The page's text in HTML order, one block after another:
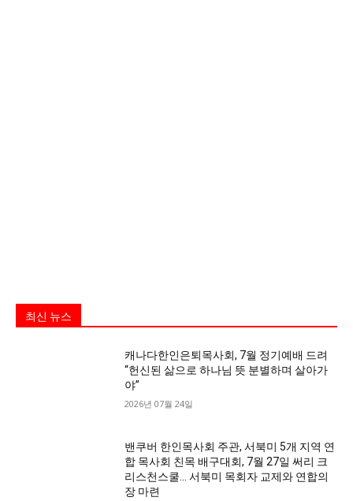
최신 뉴스
캐나다한인은퇴목사회, 7월 정기예배 드려
“헌신된 삶으로 하나님 뜻 분별하며 살아가
야”
2026년 07월 24일
밴쿠버 한인목사회 주관, 서북미 5개 지역 연
합 목사회 친목 배구대회, 7월 27일 써리 크
리스천스쿨… 서북미 목회자 교제와 연합의
장 마련